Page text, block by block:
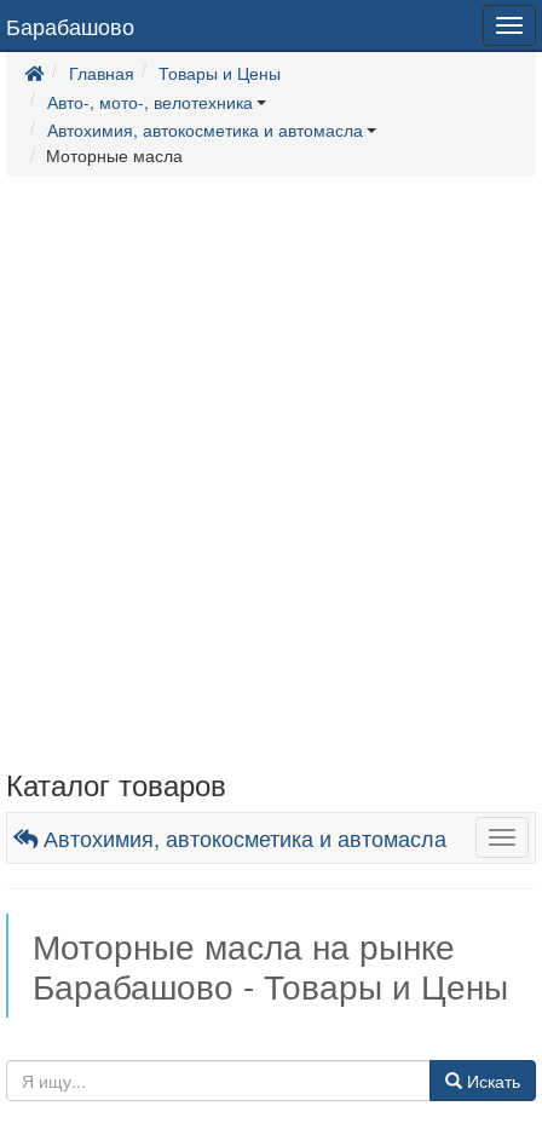
Барабашово
Главная
Товары и Цены
Авто-, мото-, велотехника
Автохимия, автокосметика и автомасла
Моторные масла
Каталог товаров
Автохимия, автокосметика и автомасла
Моторные масла на рынке
Барабашово - Товары и Цены
Искать